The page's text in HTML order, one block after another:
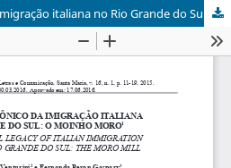
O legado arquitônico da imigração italiana no Rio Grande do Sul: o Moinho Moro